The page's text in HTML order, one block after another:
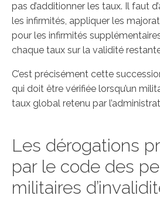
pas d’additionner les taux. Il faut
les infirmités, appliquer les
pour les infirmités
chaque taux sur la validité
C’est précisément cette
qui doit être vérifiée lorsqu’un
taux global retenu par
Les dérogations
par le code des
militaires